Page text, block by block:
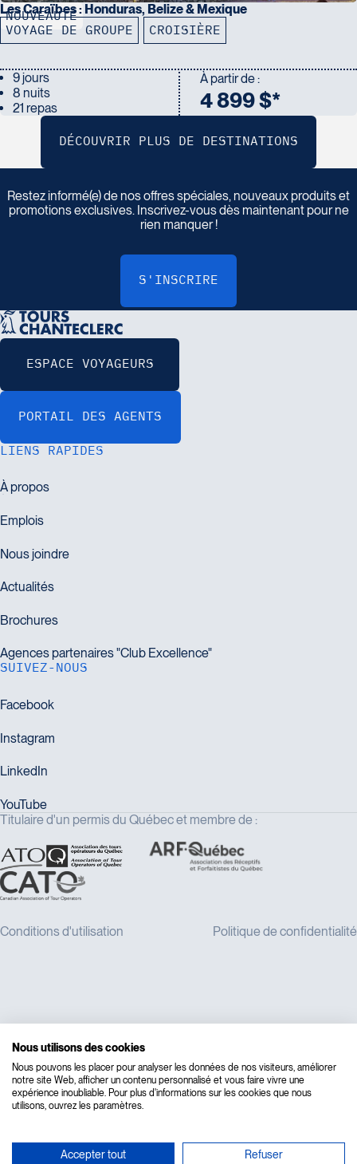
NOUVEAUTÉ
Les Caraïbes : Honduras, Belize & Mexique
VOYAGE DE GROUPE CROISIÈRE
9 jours
8 nuits
21 repas
À partir de :
4 899 $*
Insc ivez vous à n o tre inf lettre
Restez informé(e) de nos offres spéciales, nouveaux produits et
promotions exclusives. Inscrivez-vous dès maintenant pour ne
rien manquer !
LIENS RAPIDES
SUIVEZ-NOUS
Titulaire d'un permis du Québec et membre de :
Nous utilisons des cookies
Nous pouvons les placer pour analyser les données de nos visiteurs, améliorer
notre site Web, afficher un contenu personnalisé et vous faire vivre une
expérience inoubliable. Pour plus d'informations sur les cookies que nous
utilisons, ouvrez les paramètres.
Accepter tout Refuser